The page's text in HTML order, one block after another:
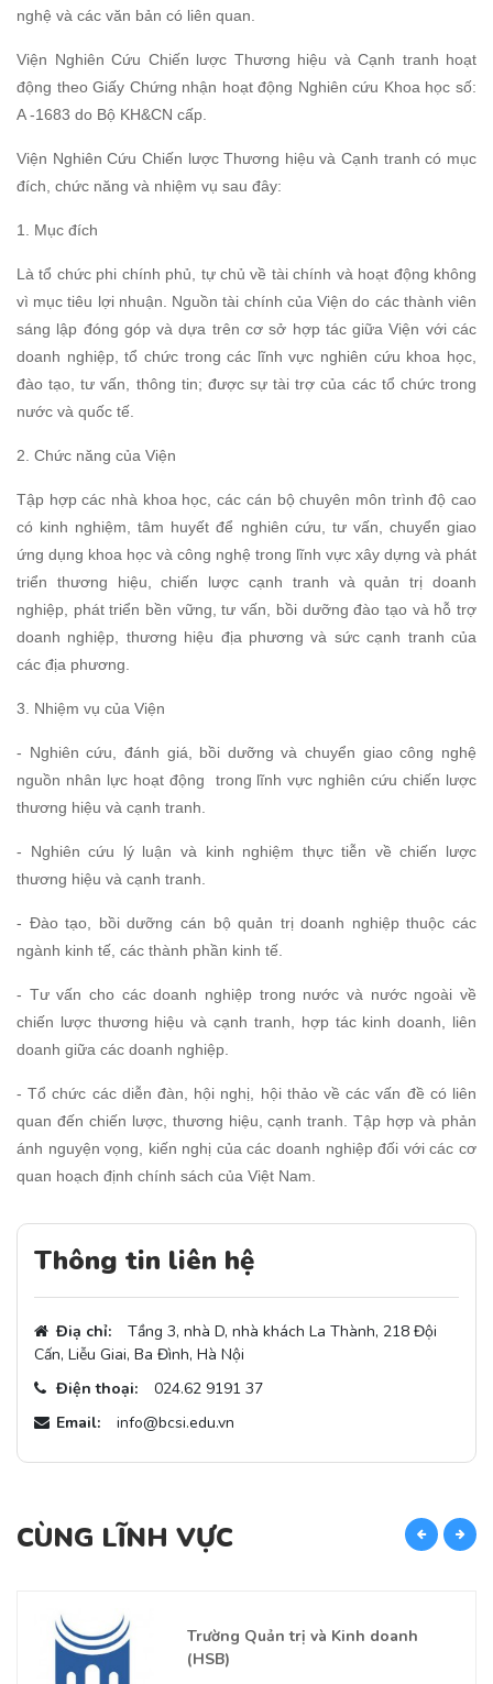
nghệ và các văn bản có liên quan.
Viện Nghiên Cứu Chiến lược Thương hiệu và Cạnh tranh hoạt
động theo Giấy Chứng nhận hoạt động Nghiên cứu Khoa học số:
A -1683 do Bộ KH&CN cấp.
Viện Nghiên Cứu Chiến lược Thương hiệu và Cạnh tranh có mục
đích, chức năng và nhiệm vụ sau đây:
1. Mục đích
Là tổ chức phi chính phủ, tự chủ về tài chính và hoạt động không
vì mục tiêu lợi nhuận. Nguồn tài chính của Viện do các thành viên
sáng lập đóng góp và dựa trên cơ sở hợp tác giữa Viện với các
doanh nghiệp, tổ chức trong các lĩnh vực nghiên cứu khoa học,
đào tạo, tư vấn, thông tin; được sự tài trợ của các tổ chức trong
nước và quốc tế.
2. Chức năng của Viện
Tập hợp các nhà khoa học, các cán bộ chuyên môn trình độ cao
có kinh nghiệm, tâm huyết để nghiên cứu, tư vấn, chuyển giao
ứng dụng khoa học và công nghệ trong lĩnh vực xây dựng và phát
triển thương hiệu, chiến lược cạnh tranh và quản trị doanh
nghiệp, phát triển bền vững, tư vấn, bồi dưỡng đào tạo và hỗ trợ
doanh nghiệp, thương hiệu địa phương và sức cạnh tranh của
các địa phương.
3. Nhiệm vụ của Viện
- Nghiên cứu, đánh giá, bồi dưỡng và chuyển giao công nghệ
nguồn nhân lực hoạt động
trong lĩnh vực nghiên cứu chiến lược
thương hiệu và cạnh tranh.
- Nghiên cứu lý luận và kinh nghiệm thực tiễn về chiến lược
thương hiệu và cạnh tranh.
- Đào tạo, bồi dưỡng cán bộ quản trị doanh nghiệp thuộc các
ngành kinh tế, các thành phần kinh tế.
- Tư vấn cho các doanh nghiệp trong nước và nước ngoài về
chiến lược thương hiệu và cạnh tranh, hợp tác kinh doanh, liên
doanh giữa các doanh nghiệp.
- Tổ chức các diễn đàn, hội nghị, hội thảo về các vấn đề có liên
quan đến chiến lược, thương hiệu, cạnh tranh. Tập hợp và phản
ánh nguyện vọng, kiến nghị của các doanh nghiệp đối với các cơ
quan hoạch định chính sách của Việt Nam.
Thông tin liên hệ
Điạ chỉ:
Tầng 3, nhà D, nhà khách La Thành, 218 Đội
Cấn, Liễu Giai, Ba Đình, Hà Nội
Điện thoại:
024.62 9191 37
Email:
info@bcsi.edu.vn
CÙNG LĨNH VỰC
Trường Quản trị và Kinh doanh
(HSB)